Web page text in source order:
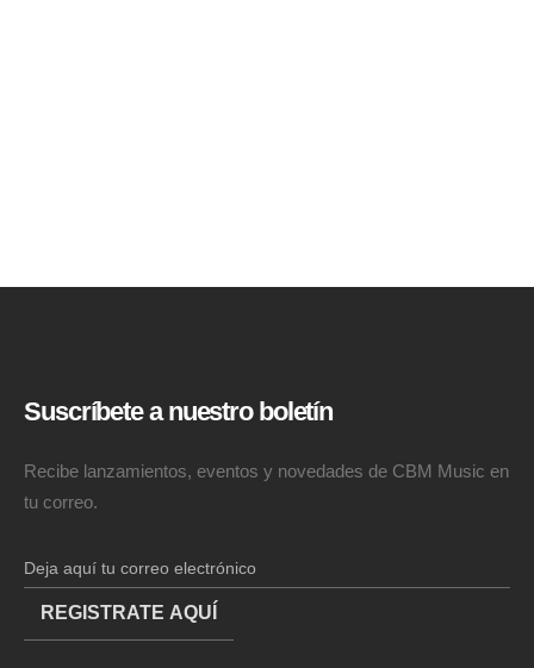
Suscríbete a nuestro boletín
Recibe lanzamientos, eventos y novedades de CBM Music en
tu correo.